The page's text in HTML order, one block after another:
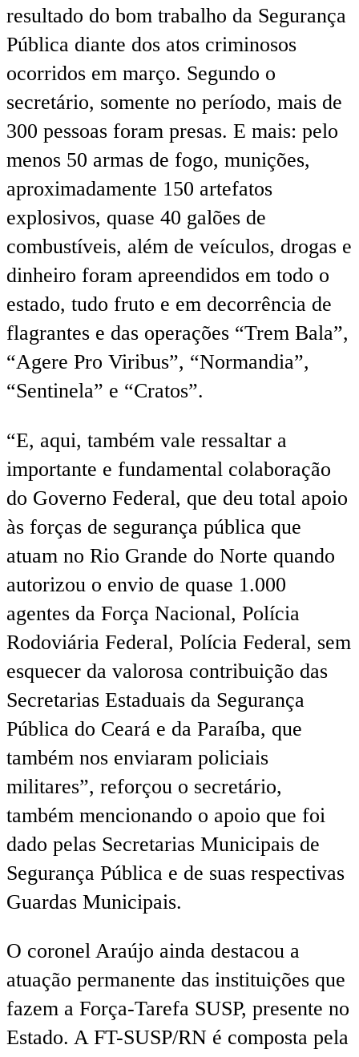
resultado do bom trabalho da Segurança
Pública diante dos atos criminosos
ocorridos em março. Segundo o
secretário, somente no período, mais de
300 pessoas foram presas. E mais: pelo
menos 50 armas de fogo, munições,
aproximadamente 150 artefatos
explosivos, quase 40 galões de
combustíveis, além de veículos, drogas e
dinheiro foram apreendidos em todo o
estado, tudo fruto e em decorrência de
flagrantes e das operações “Trem Bala”,
“Agere Pro Viribus”, “Normandia”,
“Sentinela” e “Cratos”.
“E, aqui, também vale ressaltar a
importante e fundamental colaboração
do Governo Federal, que deu total apoio
às forças de segurança pública que
atuam no Rio Grande do Norte quando
autorizou o envio de quase 1.000
agentes da Força Nacional, Polícia
Rodoviária Federal, Polícia Federal, sem
esquecer da valorosa contribuição das
Secretarias Estaduais da Segurança
Pública do Ceará e da Paraíba, que
também nos enviaram policiais
militares”, reforçou o secretário,
também mencionando o apoio que foi
dado pelas Secretarias Municipais de
Segurança Pública e de suas respectivas
Guardas Municipais.
O coronel Araújo ainda destacou a
atuação permanente das instituições que
fazem a Força-Tarefa SUSP, presente no
Estado. A FT-SUSP/RN é composta pela